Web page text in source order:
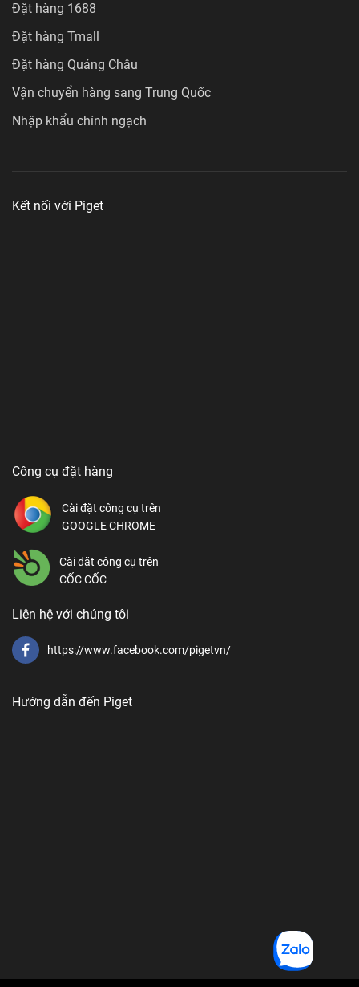
Đặt hàng 1688
Đặt hàng Tmall
Đặt hàng Quảng Châu
Vận chuyển hàng sang Trung Quốc
Nhập khẩu chính ngạch
Kết nối với Piget
Công cụ đặt hàng
Cài đặt công cụ trên
GOOGLE CHROME
Cài đặt công cụ trên
CỐC CỐC
Liên hệ với chúng tôi
https://www.facebook.com/pigetvn/
Hướng dẫn đến Piget